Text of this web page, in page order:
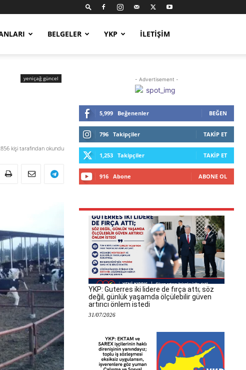
BELGELER YKP İLETIŞIM
yeniçağ güncel
kişi tarafından okundu
- Advertisement -
5,999 Beğenenler BEĞEN
796 Takipçiler TAKIP ET
1,253 Takipçiler TAKIP ET
916 Abone ABONE OL
YKP: Guterres iki lidere de fırça attı; söz
değil, günlük yaşamda ölçülebilir güven
artırıcı önlem istedi
31/07/2026